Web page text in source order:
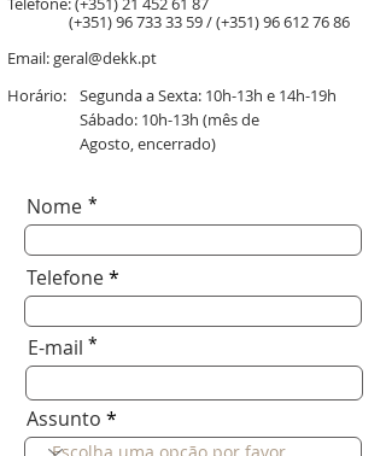
(+351)96 733 33 59/(+351)96 612 76 86
Email:geral@dekk.pt
Horário:
Segunda a Sexta: 10h-13h e 14h-19h
Sábado: 10h-13h (mês de
Agosto,encerrado)
Nome *
Telefone
E-mail *
Assunto